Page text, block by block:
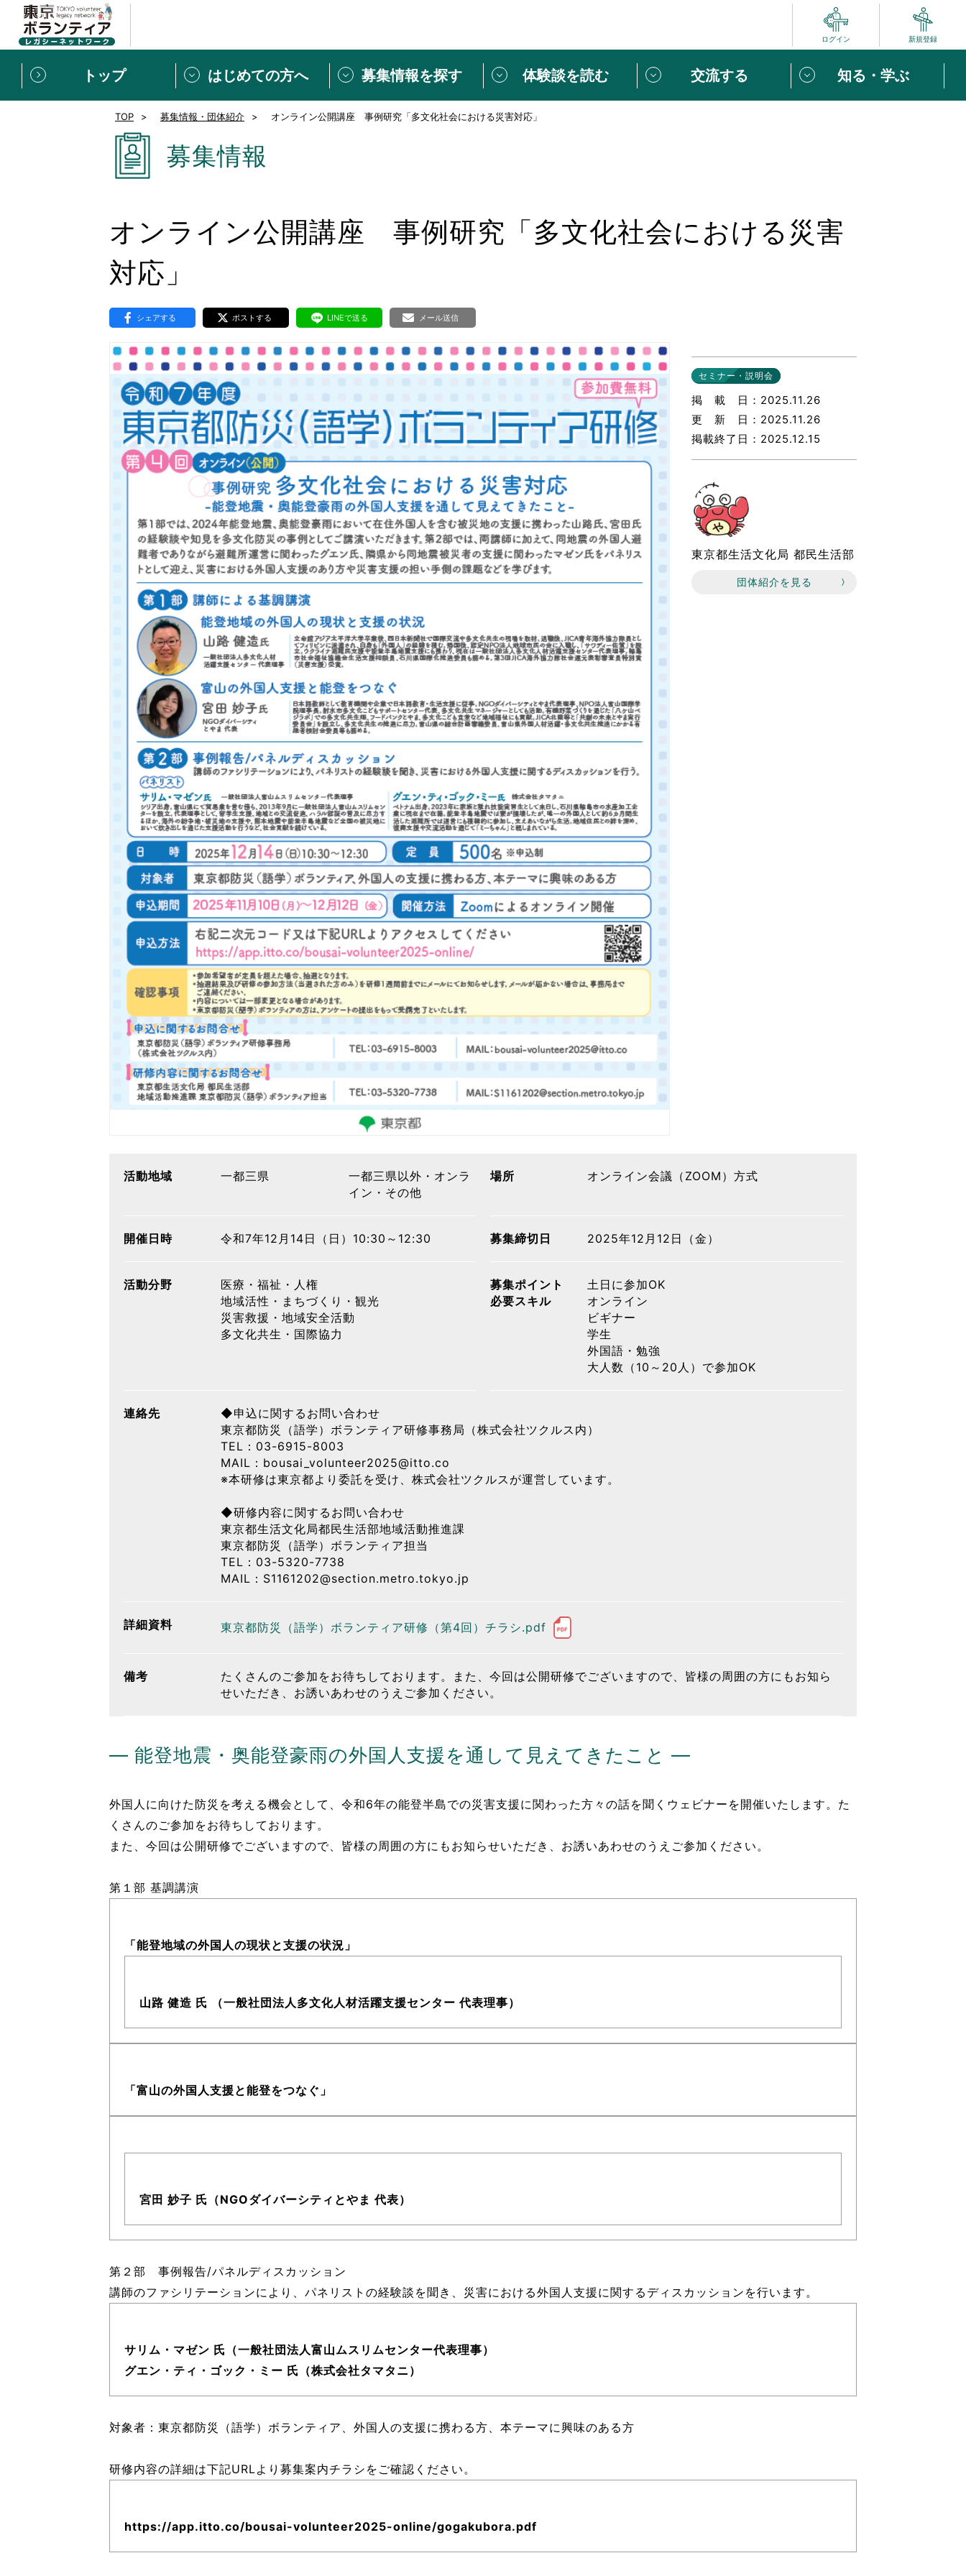
ログイン 新規登録
トップ はじめての方へ
新規登録 ボランティアをしたい方は
東京ボランティアレガシーネットワークとは ボランティアはじめての方へ
VLNポイントとは 中高生が参加できるボランティア
募集情報を探す
募集情報
体験談を読む
[個人] 体験談
交流する
ボランティアの広場
知る・学ぶ
新着記事一覧
ボランティアはじめの一歩
シティキャスト
おもてなし語学ボランティア
TOP 募集情報・団体紹介 オンライン公開講座 事例研究「多文化社会における災害対応」
募集情報
オンライン公開講座 事例研究「多文化社会における災害
対応」
シェアする ポストする LINEで送る メール送信
セミナー・説明会
掲載日
2025.11.26
更新日
2025.11.26
掲載終了日
2025.12.15
東京都生活文化局 都民生活部
団体紹介を見る
活動地域 一都三県
一都三県以外・オンラ
イン・その他
場所 オンライン会議（ZOOM）方式
開催日時 令和7年12月14日（日）10:30～12:30 募集締切日 2025年12月12日（金）
活動分野
医療・福祉・人権
地域活性・まちづくり・観光
災害救援・地域安全活動
多文化共生・国際協力
募集ポイント
必要スキル
土日に参加OK
オンライン
ビギナー
学生
外国語・勉強
大人数（10～20人）で参加OK
連絡先
◆申込に関するお問い合わせ
東京都防災（語学）ボランティア研修事務局（株式会社ツクルス内）
TEL：03-6915-8003
MAIL：bousai_volunteer2025@itto.co
※本研修は東京都より委託を受け、株式会社ツクルスが運営しています。
◆研修内容に関するお問い合わせ
東京都生活文化局都民生活部地域活動推進課
東京都防災（語学）ボランティア担当
TEL：03-5320-7738
MAIL：S1161202@section.metro.tokyo.jp
詳細資料 東京都防災（語学）ボランティア研修（第4回）チラシ.pdf
備考
たくさんのご参加をお待ちしております。また、今回は公開研修でございますので、皆様の周囲の方にもお知ら
せいただき、お誘いあわせのうえご参加ください。
― 能登地震・奥能登豪雨の外国人支援を通して見えてきたこと ―
外国人に向けた防災を考える機会として、令和6年の能登半島での災害支援に関わった方々の話を聞くウェビナーを開催いたします。た
くさんのご参加をお待ちしております。
また、今回は公開研修でございますので、皆様の周囲の方にもお知らせいただき、お誘いあわせのうえご参加ください。
第１部 基調講演
「能登地域の外国人の現状と支援の状況」
山路 健造 氏 （一般社団法人多文化人材活躍支援センター 代表理事）
「富山の外国人支援と能登をつなぐ」
宮田 妙子 氏（NGOダイバーシティとやま 代表）
第２部 事例報告/パネルディスカッション
講師のファシリテーションにより、パネリストの経験談を聞き、災害における外国人支援に関するディスカッションを行います。
サリム・マゼン 氏（一般社団法人富山ムスリムセンター代表理事）
グエン・ティ・ゴック・ミー 氏（株式会社タマタニ）
対象者：東京都防災（語学）ボランティア、外国人の支援に携わる方、本テーマに興味のある方
研修内容の詳細は下記URLより募集案内チラシをご確認ください。
https://app.itto.co/bousai-volunteer2025-online/gogakubora.pdf